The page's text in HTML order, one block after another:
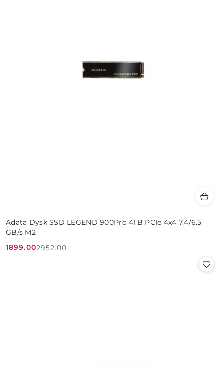
Adata Dysk SSD LEGEND 900Pro 4TB PCIe 4x4 7.4/6.5
GB/s M2
Cena
1899.00
Cena
2952.00